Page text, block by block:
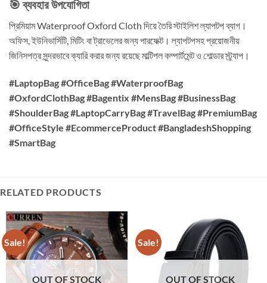
🎯 ব্যবহার উপযোগিতা
প্রিমিয়াম Waterproof Oxford Cloth দিয়ে তৈরি স্টাইলিশ ল্যাপটপ ব্যাগ।
অফিস, ইউনিভার্সিটি, মিটিং বা ট্রাভেলের জন্য পারফেক্ট। ল্যাপটপসহ প্রয়োজনীয়
জিনিসপত্র সুন্দরভাবে ক্যারি করার জন্য রয়েছে মাল্টিপল কম্পার্টমেন্ট ও শোল্ডার স্ট্র্যাপ।
#LaptopBag #OfficeBag #WaterproofBag
#OxfordClothBag #Bagentix #MensBag #BusinessBag
#ShoulderBag #LaptopCarryBag #TravelBag #PremiumBag
#OfficeStyle #EcommerceProduct #BangladeshShopping
#SmartBag
RELATED PRODUCTS
Sale!
OUT OF STOCK
Sale!
OUT OF STOCK